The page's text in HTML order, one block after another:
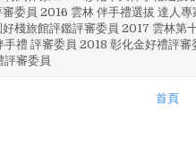
委員 2016 雲林 伴手禮選拔 達人
棧旅館評鑑評審委員 2017 雲林第
手禮 評審委員 2018 彰化金好禮評
評審委員
首頁